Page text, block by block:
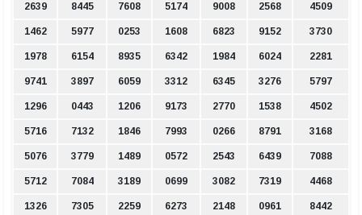
2639 8445 7608 5174 9008 2568 4509
1462 5977 0253 1608 6823 9152 3730
1978 6154 8935 6342 1984 6024 2281
9741 3897 6059 3312 6345 3276 5797
1296 0443 1206 9173 2770 1538 4502
5716 7132 1846 7993 0266 8791 3168
5076 3779 1489 0572 2543 6439 7088
5712 7084 3189 0699 3082 7319 4468
1326 7305 2259 6273 2148 0961 8442